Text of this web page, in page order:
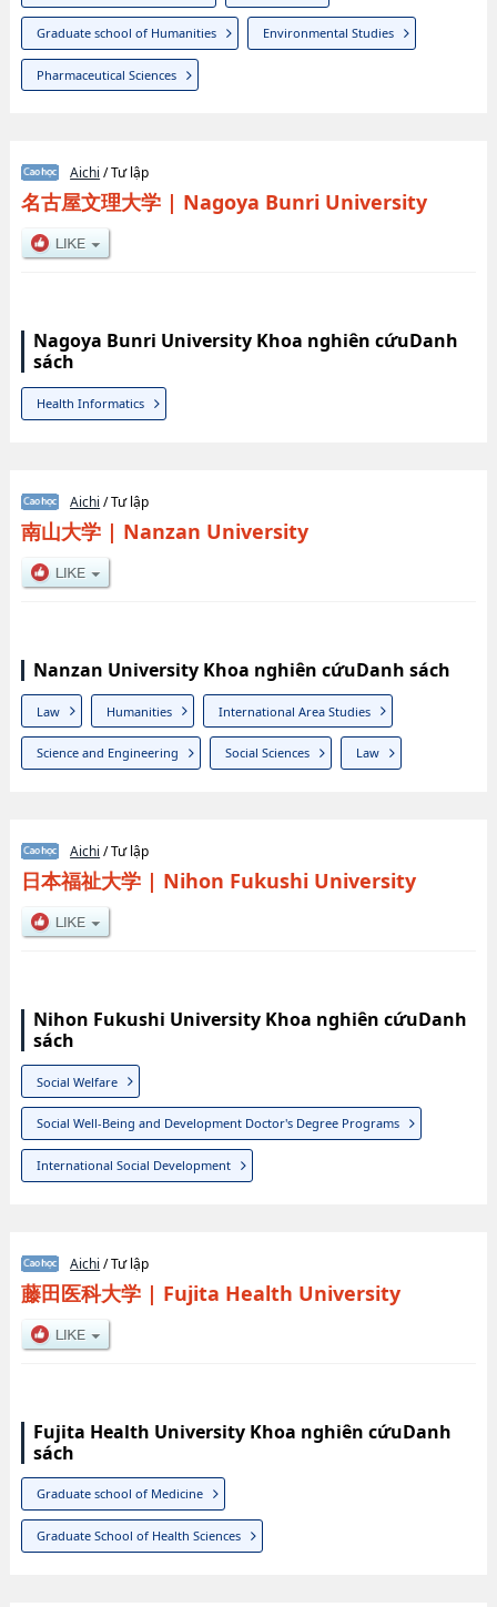
Graduate school of Humanities Environmental Studies
Pharmaceutical Sciences
Aichi / Tư lập
名古屋文理大学| Nagoya Bunri University
Nagoya Bunri University Khoa nghiên cứuDanh
sách
Health Informatics
Aichi / Tư lập
南山大学| Nanzan University
Nanzan University Khoa nghiên cứuDanh sách
Law Humanities International Area Studies
Science and Engineering Social Sciences Law
Aichi / Tư lập
日本福祉大学| Nihon Fukushi University
Nihon Fukushi University Khoa nghiên cứuDanh
sách
Social Welfare
Social Well-Being and Development Doctor's Degree Programs
International Social Development
Aichi / Tư lập
藤田医科大学| Fujita Health University
Fujita Health University Khoa nghiên cứuDanh
sách
Graduate school of Medicine
Graduate School of Health Sciences